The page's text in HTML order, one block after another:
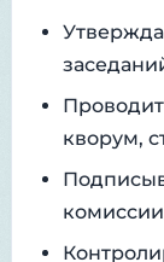
кворум,